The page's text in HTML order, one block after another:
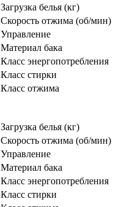
Загрузка белья (кг)
Скорость отжима (об/мин)
Управление
Материал бака
Класс энергопотребления
Класс стирки
Класс отжима
Загрузка белья (кг)
Скорость отжима (об/мин)
Управление
Материал бака
Класс энергопотребления
Класс стирки